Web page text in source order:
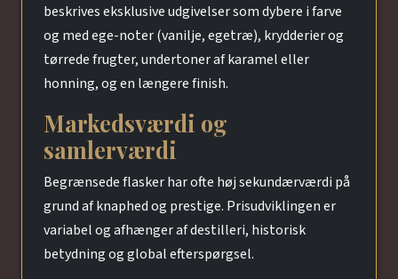
beskrives eksklusive udgivelser som dybere i farve
og med ege-noter (vanilje, egetræ), krydderier og
tørrede frugter, undertoner af karamel eller
honning, og en længere finish.
Markedsværdi og
samlerværdi
Begrænsede flasker har ofte høj sekundærværdi på
grund af knaphed og prestige. Prisudviklingen er
variabel og afhænger af destilleri, historisk
betydning og global efterspørgsel.